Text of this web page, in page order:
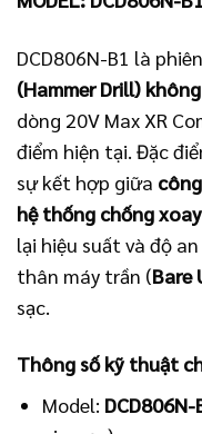
DCD806N-B1 là
(Hammer Drill)
dòng 20V Max XR
điểm hiện tại. Đặc
sự kết hợp giữa
hệ thống chống
lại hiệu suất và độ
thân máy trần (Bare
sạc.
Thông số kỹ thuật
Model: DCD806N-